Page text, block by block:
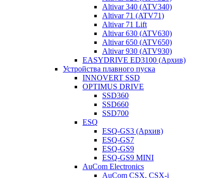
Altivar 340 (ATV340)
Altivar 71 (ATV71)
Altivar 71 Lift
Altivar 630 (ATV630)
Altivar 650 (ATV650)
Altivar 930 (ATV930)
EASYDRIVE ED3100 (Архив)
Устройства плавного пуска
INNOVERT SSD
OPTIMUS DRIVE
SSD360
SSD660
SSD700
ESQ
ESQ-GS3 (Архив)
ESQ-GS7
ESQ-GS9
ESQ-GS9 MINI
AuCom Electronics
AuCom CSX, CSX-i